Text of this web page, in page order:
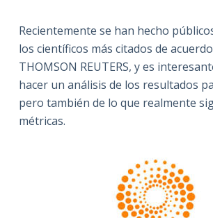
n
d
o
Recientemente se han hecho
los científicos más citados de
THOMSON REUTERS, y es
hacer un análisis de los resultados
pero también de lo que realmente
métricas.